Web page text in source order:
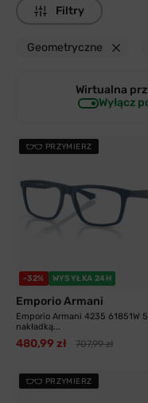
Filtry
Geometryczne
Wirtualna
Wyłącz
PRZYMIERZ
-32% WYSYŁKA 24H
Emporio Armani
Emporio Armani 4235 61851W
nakładką...
480,99 zł 707,99 zł
PRZYMIERZ